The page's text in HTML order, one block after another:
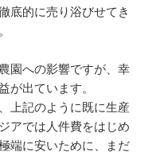
底的に売り浴びせてき
園への影響ですが、幸
が出ています。
上記のように既に生産
アでは人件費をはじめ
端に安いために、まだ